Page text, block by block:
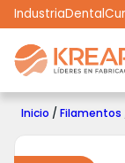
IndustriaDental
Marcas
Robótica
Inicio / Filamentos